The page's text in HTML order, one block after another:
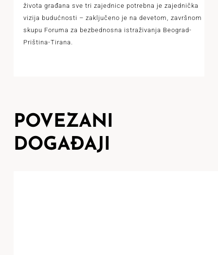
života građana sve tri zajednice potrebna je zajednička
vizija budućnosti – zaključeno je na devetom, završnom
skupu Foruma za bezbednosna istraživanja Beograd-
Priština-Tirana.
POVEZANI
DOGAĐAJI